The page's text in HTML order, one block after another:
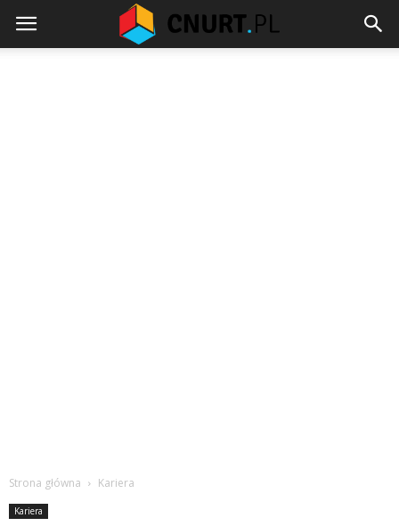
Strona główna Kariera
Kariera